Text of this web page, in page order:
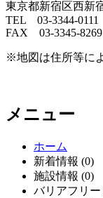
東京都新宿区西新
TEL 03-3344-0111
FAX 03-3345-8269
※地図は住所等に
メニュー
ホーム
新着情報 (0)
施設情報 (0)
バリアフリー